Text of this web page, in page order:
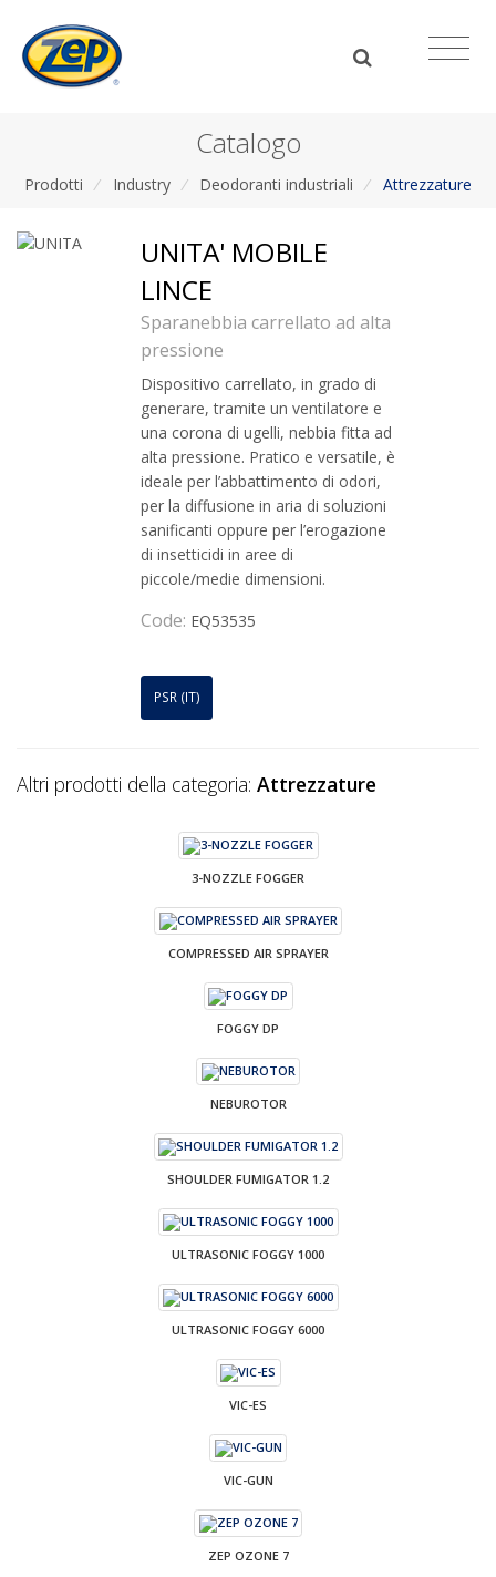
Catalogo
Prodotti / Industry / Deodoranti industriali / Attrezzature
UNITA' MOBILE
LINCE
Sparanebbia carrellato ad alta
pressione
Dispositivo carrellato, in grado di
generare, tramite un ventilatore e
una corona di ugelli, nebbia fitta ad
alta pressione. Pratico e versatile, è
ideale per l’abbattimento di odori,
per la diffusione in aria di soluzioni
sanificanti oppure per l’erogazione
di insetticidi in aree di
piccole/medie dimensioni.
Code: EQ53535
PSR (IT)
Altri prodotti della categoria: Attrezzature
3-NOZZLE FOGGER
COMPRESSED AIR SPRAYER
FOGGY DP
NEBUROTOR
SHOULDER FUMIGATOR 1.2
ULTRASONIC FOGGY 1000
ULTRASONIC FOGGY 6000
VIC-ES
VIC-GUN
ZEP OZONE 7